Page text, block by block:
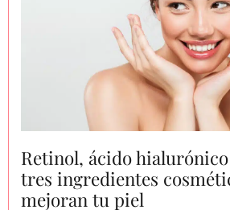
Retinol, ácido
tres ingredientes
mejoran tu piel